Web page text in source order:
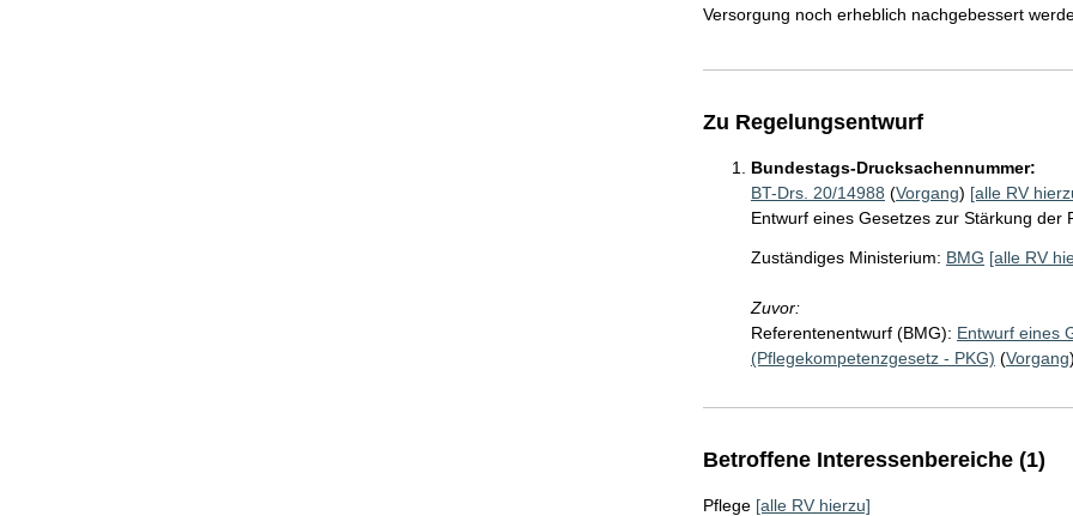
Versorgung noch erheblich nachgebessert
Zu Regelungsentwurf
Bundestags-Drucksachennummer:
BT-Drs. 20/14988 (Vorgang) [alle RV
Entwurf eines Gesetzes zur Stärkung der
Zuständiges Ministerium: BMG [alle RV
Zuvor:
Referentenentwurf (BMG): Entwurf eines
(Pflegekompetenzgesetz - PKG) (Vorgang
Betroffene Interessenbereiche (1)
Pflege [alle RV hierzu]